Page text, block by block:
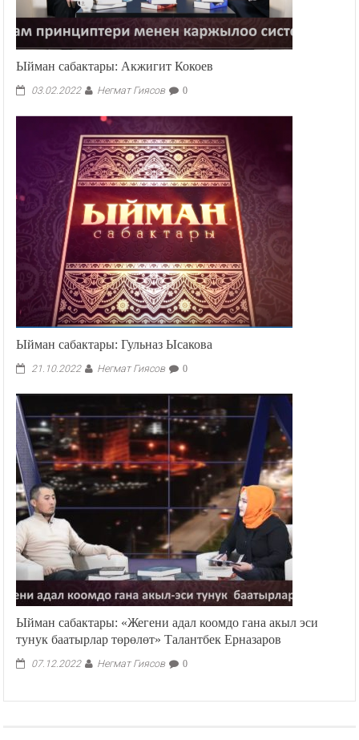
Ыйман сабактары: Акжигит Кокоев
03.02.2022 Негмат Гиясов 0
Ыйман сабактары: Гульназ Ысакова
21.10.2022 Негмат Гиясов 0
Ыйман сабактары: «Жегени адал коомдо гана акыл эси
тунук баатырлар төрөлөт» Талантбек Ерназаров
07.12.2022 Негмат Гиясов 0